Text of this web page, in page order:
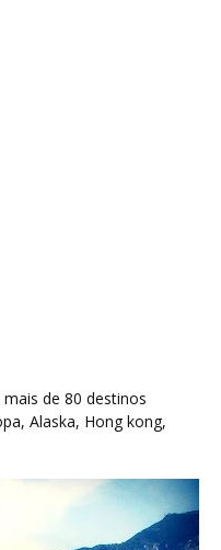
de 80 destinos
Alaska, Hong kong,